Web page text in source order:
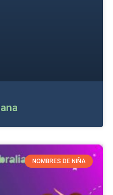
NOMBRES DE NIÑA